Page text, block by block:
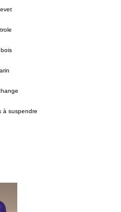
à suspendre